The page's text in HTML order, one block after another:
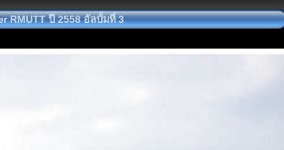
RMUTT ปี 2558 อัลบั้มที่ 3